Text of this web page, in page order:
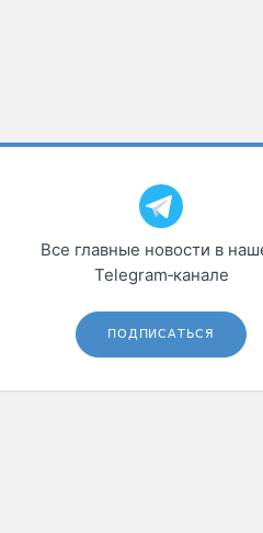
Все главные новости в
Telegram‑канале
ПОДПИСАТЬСЯ